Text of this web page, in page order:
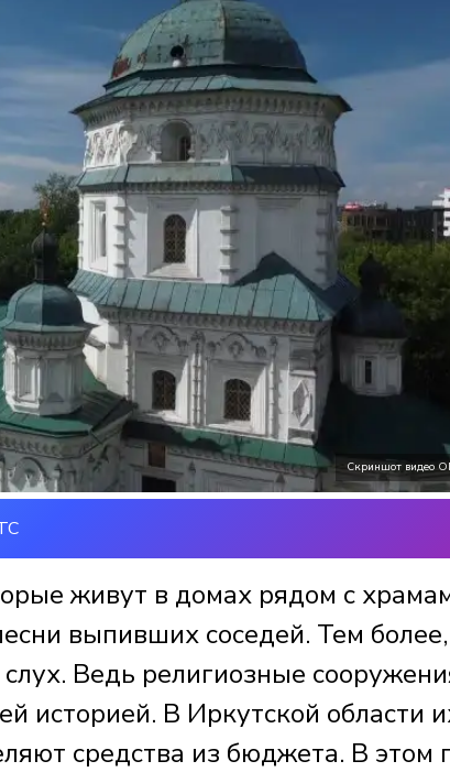
Скриншот видео
живут в домах рядом с
выпивших соседей. Тем более,
слух. Ведь религиозные
историей. В Иркутской области
средства из бюджета. В этом